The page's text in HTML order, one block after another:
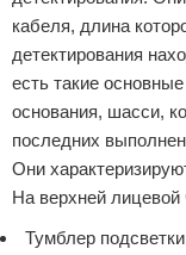
кабеля, длина
детектирования
есть такие
основания, шасси,
последних
Они
На верхней лицевой
Тумблер